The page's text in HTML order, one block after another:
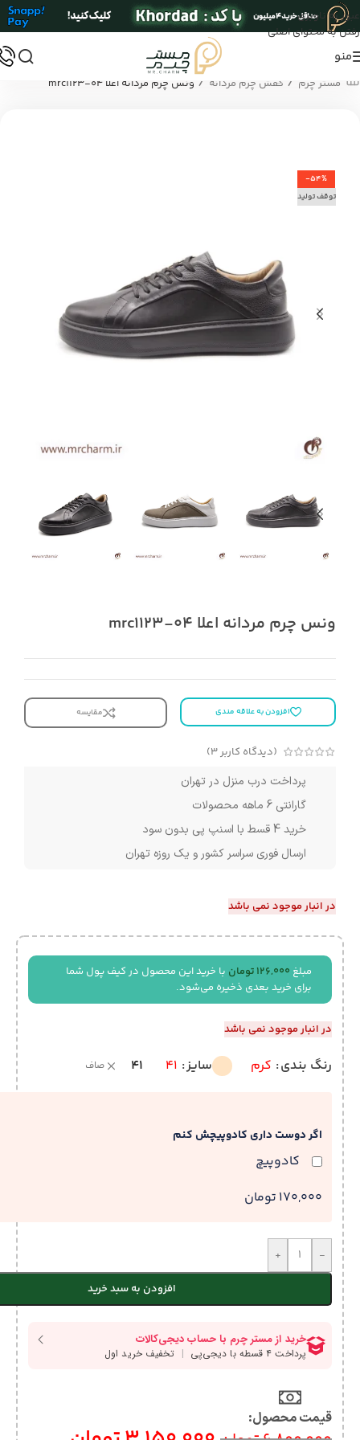
عبور به ناوبری
رفتن به محتوای اصلی
منو
مستر چرم / کفش چرم مردانه / ونس چرم مردانه اعلا mrc1123-04
-54%
توقف تولید
ونس چرم مردانه اعلا mrc1123-04
افزودن به علاقه مندی مقایسه
(دیدگاه کاربر3
)
پرداخت درب منزل در تهران
گارانتی 6 ماهه محصولات
خرید 4 قسط با اسنپ پی بدون سود
ارسال فوری سراسر کشور و یک روزه تهران
در انبار موجود نمی باشد
مبلغ 126,000 تومان با خرید این محصول در کیف پول شما
برای خرید بعدی ذخیره می‌شود.
در انبار موجود نمی باشد
رنگ بندی کرم سایز 41
41 صاف
اگر دوست داری کادوپیچش کنم
کادوپیچ
170,000 تومان
-
+
افزودن به سبد خرید
قیمت محصول:​